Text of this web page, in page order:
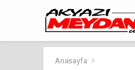
Anasayfa